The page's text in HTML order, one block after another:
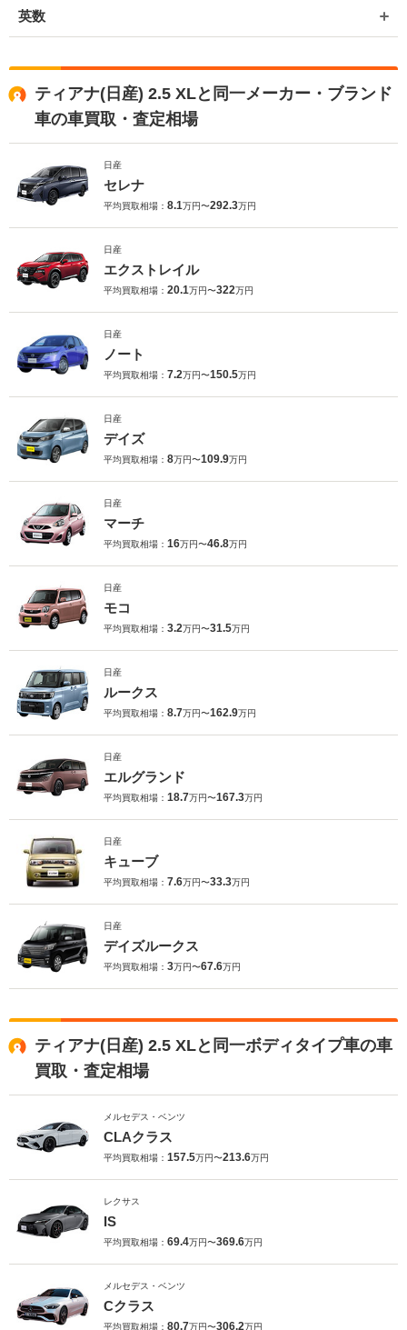
英数
ティアナ(日産) 2.5 XLと同一メーカー・ブランド
車の車買取・査定相場
日産
セレナ
平均買取相場： 8.1万円〜292.3万円
日産
エクストレイル
平均買取相場： 20.1万円〜322万円
日産
ノート
平均買取相場： 7.2万円〜150.5万円
日産
デイズ
平均買取相場： 8万円〜109.9万円
日産
マーチ
平均買取相場： 16万円〜46.8万円
日産
モコ
平均買取相場： 3.2万円〜31.5万円
日産
ルークス
平均買取相場： 8.7万円〜162.9万円
日産
エルグランド
平均買取相場： 18.7万円〜167.3万円
日産
キューブ
平均買取相場： 7.6万円〜33.3万円
日産
デイズルークス
平均買取相場： 3万円〜67.6万円
ティアナ(日産) 2.5 XLと同一ボディタイプ車の車
買取・査定相場
メルセデス・ベンツ
CLAクラス
平均買取相場： 157.5万円〜213.6万円
レクサス
IS
平均買取相場： 69.4万円〜369.6万円
メルセデス・ベンツ
Cクラス
平均買取相場： 80.7万円〜306.2万円